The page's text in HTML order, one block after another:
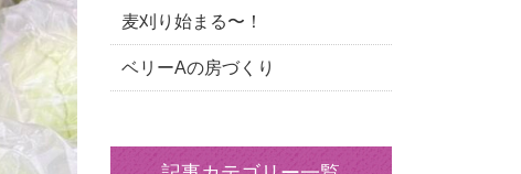
麦刈り始まる〜！
ベリーAの房づくり